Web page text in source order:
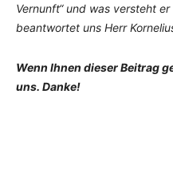
Vernunft“ und was versteht
beantwortet uns Herr
Wenn Ihnen dieser Beitrag
uns. Danke!